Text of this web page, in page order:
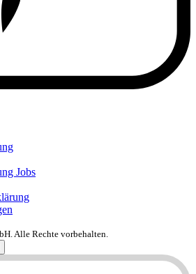
Jobs
Alle Rechte vorbehalten.